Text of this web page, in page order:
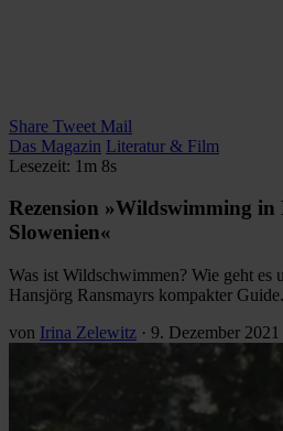
Share Tweet Mail
Das Magazin Literatur & Film
Lesezeit: 1m 8s
Rezension »Wildswimming
Slowenien«
Was ist Wildschwimmen? Wie geht es
Hansjörg Ransmayrs kompakter
von Irina Zelewitz · 9. Dezember 2021